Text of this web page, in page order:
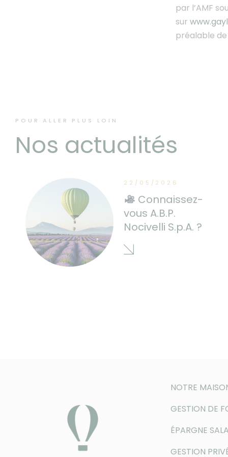
par l’AMF
sur
préalable de
POUR ALLER PLUS LOIN
Nos actualités
22/05/2026
Connaissez-
vous A.B.P.
Nocivelli S.p.A. ?
NOTRE
GESTION DE
ÉPARGNE
GESTION